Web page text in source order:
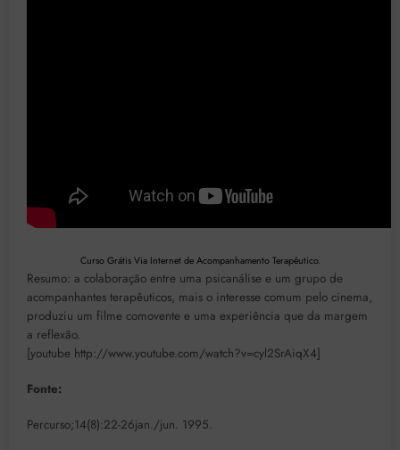
Curso Grátis Via Internet de Acompanhamento Terapêutico.
Resumo: a colaboração entre uma psicanálise e um grupo de
acompanhantes terapêuticos, mais o interesse comum pelo cinema,
produziu um filme comovente e uma experiência que da margem
a reflexão.
[youtube http://www.youtube.com/watch?v=cyl2SrAiqX4]
Fonte:
Percurso;14(8):22-26jan./jun. 1995.